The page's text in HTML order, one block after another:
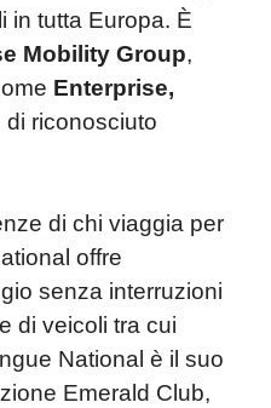
in tutta Europa. È
Mobility Group,
Enterprise,
di riconosciuto
di chi viaggia per
offre
senza interruzioni
di veicoli tra cui
National è il suo
Emerald Club,